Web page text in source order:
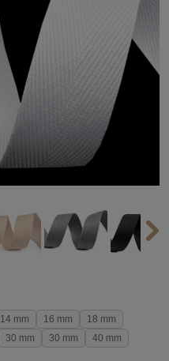
14 mm 16 mm
18 mm
30 mm 30 mm
40 mm